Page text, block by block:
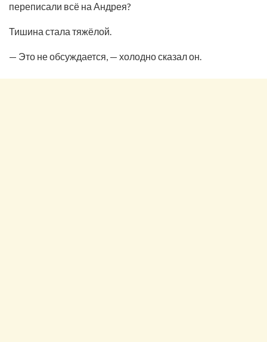
переписали всё на Андрея?
Тишина стала тяжёлой.
— Это не обсуждается, — холодно сказал он.